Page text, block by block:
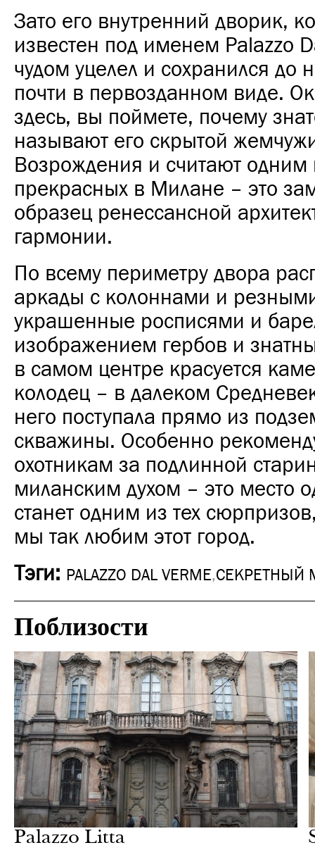
Зато его внутренний дворик,
известен под именем Palazzo
чудом уцелел и сохранился до
почти в первозданном виде.
здесь, вы поймете, почему
называют его скрытой
Возрождения и считают
прекрасных в Милане – это
образец ренессансной
гармонии.
По всему периметру двора
аркады с колоннами и
украшенные росписями и
изображением гербов и
в самом центре красуется
колодец – в далеком
него поступала прямо из
скважины. Особенно
охотникам за подлинной
миланским духом – это место
станет одним из тех
мы так любим этот город.
Тэги: PALAZZO DAL VERME,СЕКРЕТНЫЙ
Поблизости
Palazzo Litta
среда